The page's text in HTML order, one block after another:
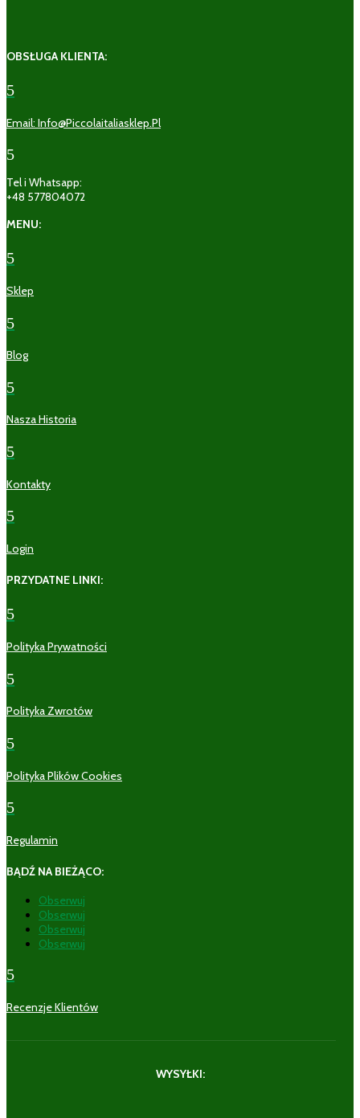
OBSŁUGA KLIENTA:
5
Email: Info@piccolaitaliasklep.pl
5
Tel i Whatsapp:
+48 577804072
MENU:
5
Sklep
5
Blog
5
Nasza Historia
5
Kontakty
5
Login
PRZYDATNE LINKI:
5
Polityka Prywatności
5
Polityka Zwrotów
5
Polityka Plików Cookies
5
Regulamin
BĄDŹ NA BIEŻĄCO:
Obserwuj
Obserwuj
Obserwuj
Obserwuj
5
Recenzje Klientów
WYSYŁKI: